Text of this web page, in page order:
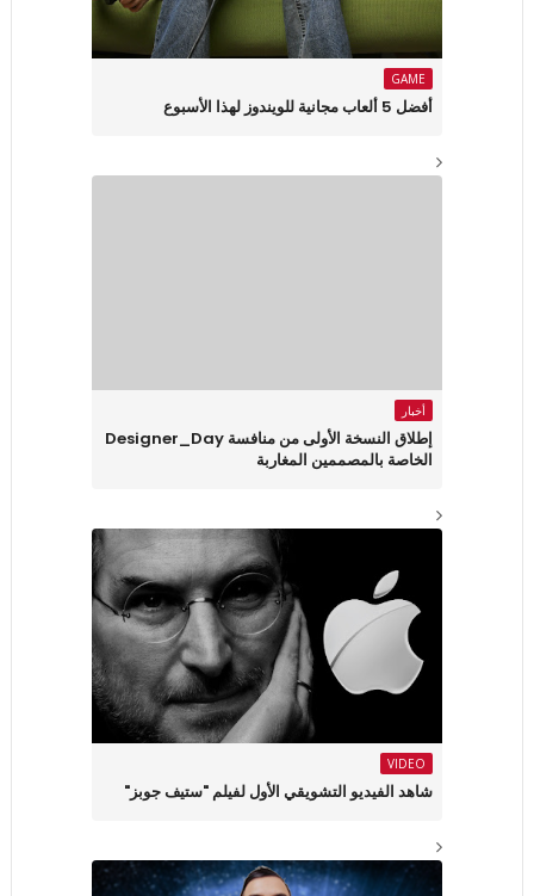
GAME
أفضل 5 ألعاب مجانية للويندوز لهذا الأسبوع
أخبار
إطلاق النسخة الأولى من منافسة Designer_Day
الخاصة بالمصممين المغاربة
VIDEO
شاهد الفيديو التشويقي الأول لفيلم "ستيف جوبز"